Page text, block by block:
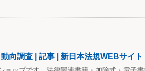
向調査 | 記事 | 新日本法規WEBサイト